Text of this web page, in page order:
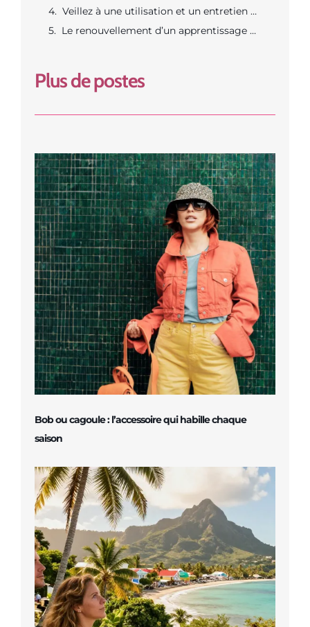
Veillez à une utilisation et un entretien adaptés
Le renouvellement d’un apprentissage de la communication est tout aussi important
Plus de postes
Bob ou cagoule : l’accessoire qui habille chaque
saison